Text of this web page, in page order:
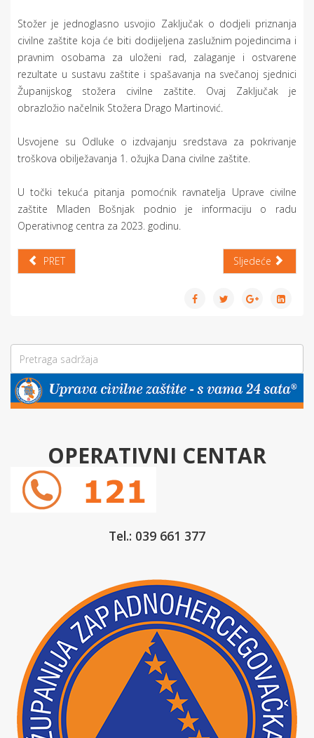
Stožer je jednoglasno usvojio Zaključak o dodjeli priznanja
civilne zaštite koja će biti dodijeljena zaslužnim pojedincima i
pravnim osobama za uloženi rad, zalaganje i ostvarene
rezultate u sustavu zaštite i spašavanja na svečanoj sjednici
Županijskog stožera civilne zaštite. Ovaj Zaključak je
obrazložio načelnik Stožera Drago Martinović.
Usvojene su Odluke o izdvajanju sredstava za pokrivanje
troškova obilježavanja 1. ožujka Dana civilne zaštite.
U točki tekuća pitanja pomoćnik ravnatelja Uprave civilne
zaštite Mladen Bošnjak podnio je informaciju o radu
Operativnog centra za 2023. godinu.
PRET Sljedeće
OPERATIVNI CENTAR
Tel.: 039 661 377